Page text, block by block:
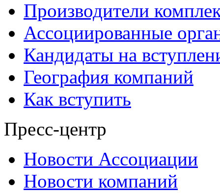
Производители
Ассоциированные
Кандидаты на
География компаний
Как вступить
Пресс-центр
Новости Ассоциации
Новости компаний